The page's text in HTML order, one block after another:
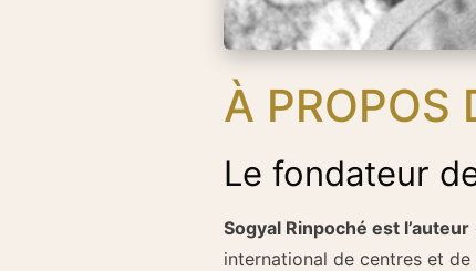
À PROPOS
Le fondateur
Sogyal Rinpoché est l’auteur
international de centres et